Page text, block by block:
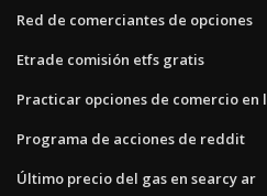
Red de comerciantes de opciones
Etrade comisión etfs gratis
Practicar opciones de comercio en
Programa de acciones de reddit
Último precio del gas en searcy ar